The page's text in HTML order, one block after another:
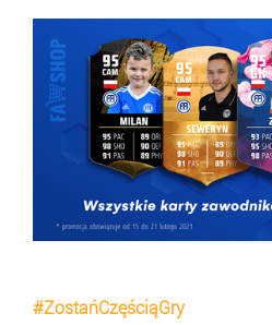
#ZostańCzęściąGry